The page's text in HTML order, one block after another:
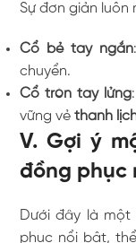
Sự đơn giản luôn
Cổ bẻ tay ngắn
chuyển.
Cổ tròn tay lửng
vững vẻthanh
V. Gợi ý
đồng phục
Dưới đây là
phục nổi bật,